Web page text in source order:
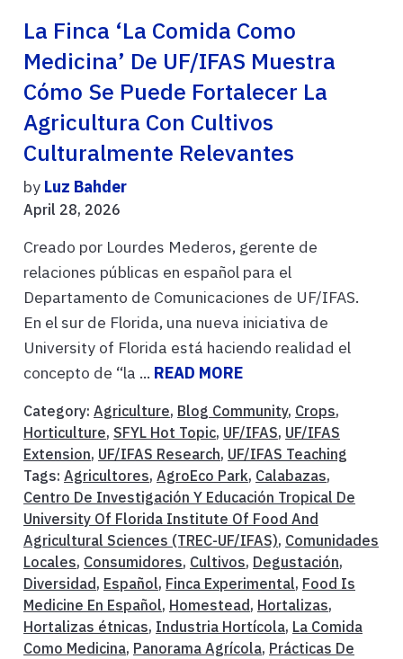
La Finca ‘La Comida Como
Medicina’ De UF/IFAS Muestra
Cómo Se Puede Fortalecer La
Agricultura Con Cultivos
Culturalmente Relevantes
by Luz Bahder
April 28, 2026
Creado por Lourdes Mederos, gerente de
relaciones públicas en español para el
Departamento de Comunicaciones de UF/IFAS.
En el sur de Florida, una nueva iniciativa de
University of Florida está haciendo realidad el
concepto de “la ... READ MORE
Category: Agriculture, Blog Community, Crops,
Horticulture, SFYL Hot Topic, UF/IFAS, UF/IFAS
Extension, UF/IFAS Research, UF/IFAS Teaching
Tags: Agricultores, AgroEco Park, Calabazas,
Centro De Investigación Y Educación Tropical De
University Of Florida Institute Of Food And
Agricultural Sciences (TREC-UF/IFAS), Comunidades
Locales, Consumidores, Cultivos, Degustación,
Diversidad , Español, Finca Experimental, Food Is
Medicine En Español, Homestead , Hortalizas,
Hortalizas étnicas, Industria Hortícola, La Comida
Como Medicina, Panorama Agrícola, Prácticas De